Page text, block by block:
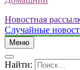
Новостная
Случайные
Меню
Найти: